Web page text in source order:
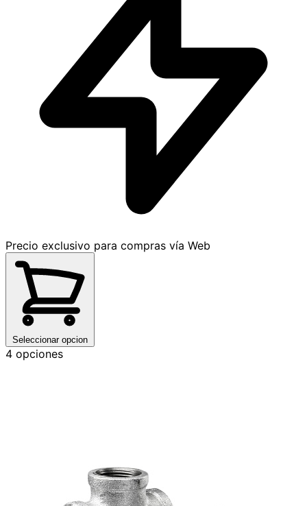
Precio exclusivo para compras vía Web
Seleccionar opcion
4 opciones